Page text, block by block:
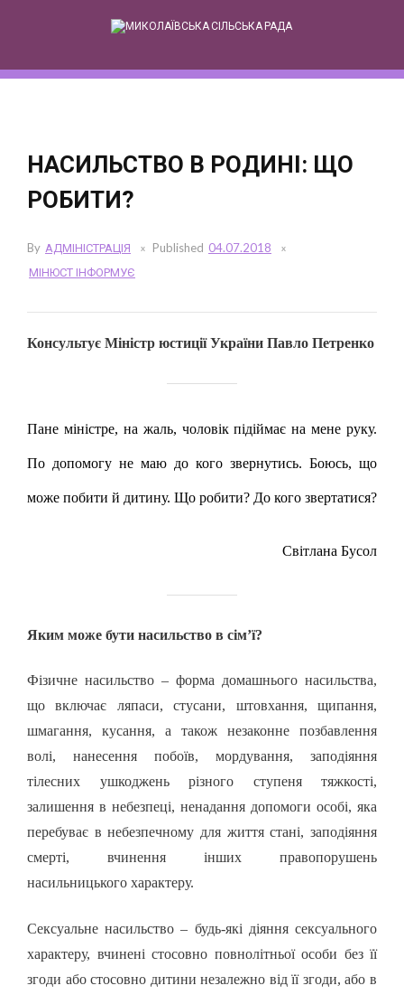
to
НАСИЛЬСТВО В РОДИНІ: ЩО
РОБИТИ?
By АДМІНІСТРАЦІЯ Published 04.07.2018
МІНЮСТ ІНФОРМУЄ
Консультує Міністр юстиції України Павло Петренко
Пане міністре, на жаль, чоловік підіймає на мене руку.
По допомогу не маю до кого звернутись. Боюсь, що
може побити й дитину. Що робити? До кого звертатися?
Світлана Бусол
Яким може бути насильство в сім’ї?
Фізичне насильство – форма домашнього насильства,
що включає ляпаси, стусани, штовхання, щипання,
шмагання, кусання, а також незаконне позбавлення
волі, нанесення побоїв, мордування, заподіяння
тілесних ушкоджень різного ступеня тяжкості,
залишення в небезпеці, ненадання допомоги особі, яка
перебуває в небезпечному для життя стані, заподіяння
смерті, вчинення інших правопорушень
насильницького характеру.
Сексуальне насильство – будь-які діяння сексуального
характеру, вчинені стосовно повнолітньої особи без її
згоди або стосовно дитини незалежно від її згоди, або в